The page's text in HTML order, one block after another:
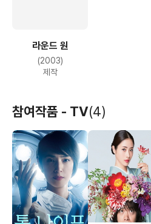
라운드 원
(2003)
제작
참여작품 - TV(4)